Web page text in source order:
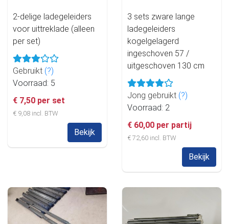
2-delige ladegeleiders
voor uittreklade (alleen
per set)
Gebruikt (?)
Voorraad: 5
€ 7,50 per set
€ 9,08 incl. BTW
Bekijk
3 sets zware lange
ladegeleiders
kogelgelagerd
ingeschoven 57 /
uitgeschoven 130 cm
Jong gebruikt (?)
Voorraad: 2
€ 60,00 per partij
€ 72,60 incl. BTW
Bekijk